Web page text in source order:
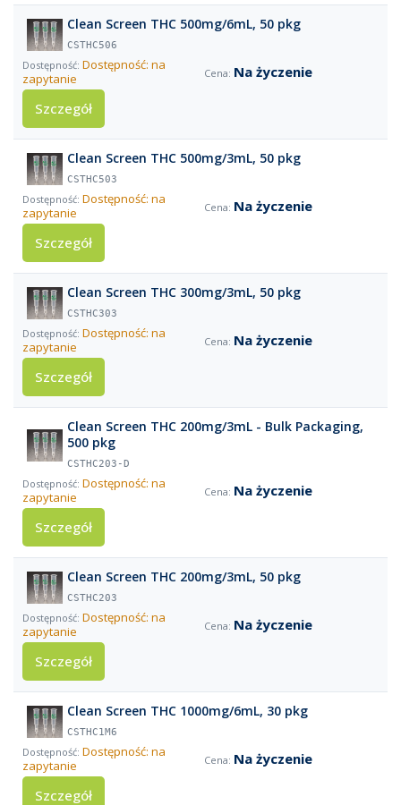
Clean Screen THC 500mg/6mL, 50 pkg
CSTHC506
Dostępność: na
zapytanie
Na życzenie
Szczegół
Clean Screen THC 500mg/3mL, 50 pkg
CSTHC503
Dostępność: na
zapytanie
Na życzenie
Szczegół
Clean Screen THC 300mg/3mL, 50 pkg
CSTHC303
Dostępność: na
zapytanie
Na życzenie
Szczegół
Clean Screen THC 200mg/3mL - Bulk Packaging,
500 pkg
CSTHC203-D
Dostępność: na
zapytanie
Na życzenie
Szczegół
Clean Screen THC 200mg/3mL, 50 pkg
CSTHC203
Dostępność: na
zapytanie
Na życzenie
Szczegół
Clean Screen THC 1000mg/6mL, 30 pkg
CSTHC1M6
Dostępność: na
zapytanie
Na życzenie
Szczegół